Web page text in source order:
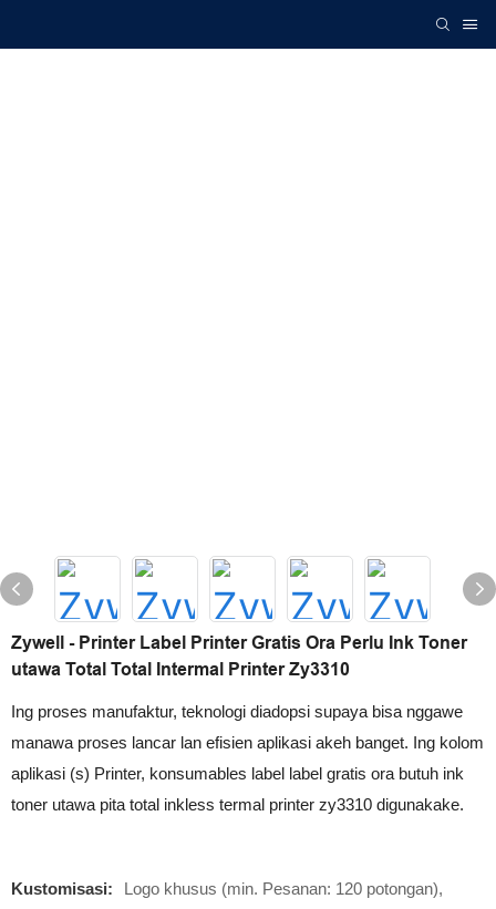
Zywell - Printer Label Printer Gratis Ora Perlu Ink Toner
utawa Total Total Intermal Printer Zy3310
Ing proses manufaktur, teknologi diadopsi supaya bisa nggawe
manawa proses lancar lan efisien aplikasi akeh banget. Ing kolom
aplikasi (s) Printer, konsumables label label gratis ora butuh ink
toner utawa pita total inkless termal printer zy3310 digunakake.
Kustomisasi:
Logo khusus (min. Pesanan: 120 potongan),